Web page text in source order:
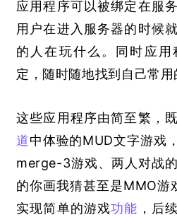
应用程序可以被绑定在服
用户在进入服务器的时候
的人在玩什么。同时应
定，随时随地找到自己常用
这些应用程序由简至繁，
道中体验的MUD文字游戏
merge-3游戏、两人对战
的你画我猜甚至是MMO游
实现简单的游戏功能 ，后